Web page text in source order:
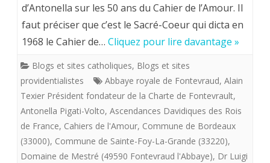
Pigati-
Volto.
Exposé
sur
“Cahier
de
l’Amour
d’Antonella sur les 50 ans du Cahier de l’Amour. Il
faut préciser que c’est le Sacré-Coeur qui dicta en
1968 le Cahier de… Cliquez pour lire davantage »
Blogs et sites catholiques, Blogs et sites
providentialistes
Abbaye royale de Fontevraud, Alain
Texier Président fondateur de la Charte de Fontevrault,
Antonella Pigati-Volto, Ascendances Davidiques des Rois
de France, Cahiers de l'Amour, Commune de Bordeaux
(33000), Commune de Sainte-Foy-La-Grande (33220),
Domaine de Mestré (49590 Fontevraud l'Abbaye), Dr Luigi